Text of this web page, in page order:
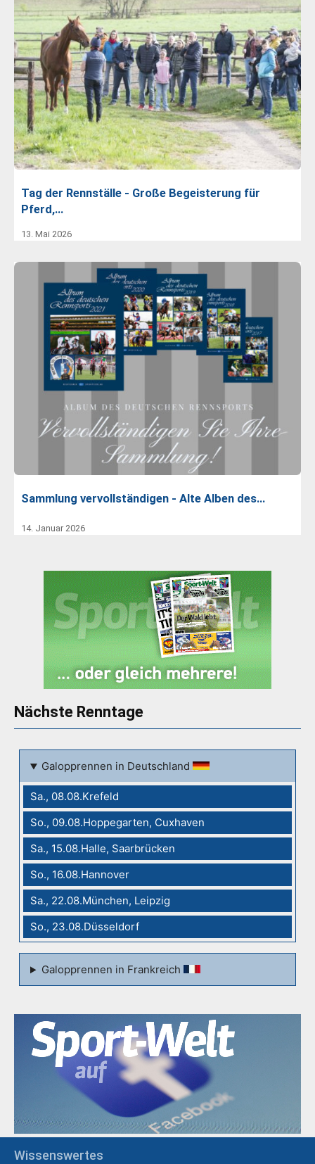
Tag der Rennställe - Große Begeisterung für
Pferd,…
13. Mai 2026
Sammlung vervollständigen - Alte Alben des…
14. Januar 2026
Nächste Renntage
Galopprennen in Deutschland
Sa., 08.08.Krefeld
So., 09.08.Hoppegarten, Cuxhaven
Sa., 15.08.Halle, Saarbrücken
So., 16.08.Hannover
Sa., 22.08.München, Leipzig
So., 23.08.Düsseldorf
Galopprennen in Frankreich
Wissenswertes